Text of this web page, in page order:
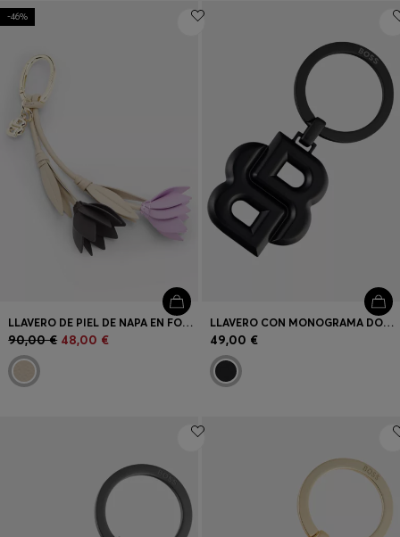
-46%
LLAVERO DE PIEL DE NAPA EN FORMA DE FLOR CON MONOGRAMA DOUBLE B
90,00 € 48,00 €
LLAVERO CON MONOGRAMA DOUBLE B NEGRO MATE
49,00 €